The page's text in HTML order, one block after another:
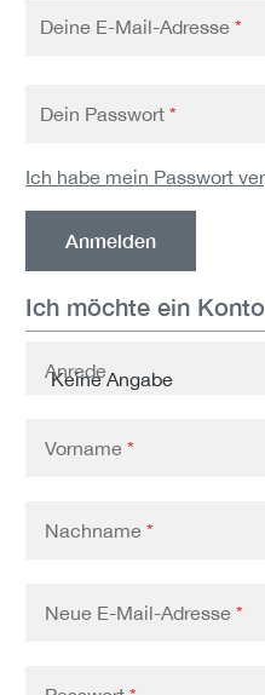
Deine E-Mail-Adresse *
Dein Passwort *
Ich habe mein Passwort
Anmelden
Ich möchte ein
Persönliche
Anrede
Vorname *
Nachname *
Neue E-Mail-Adresse *